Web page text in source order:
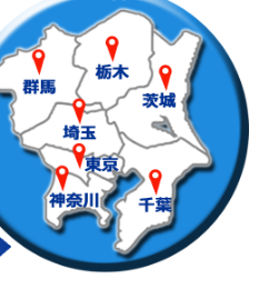
）使
+8,800円
・銅
)
44,000円
・銅
)
+8,800円
作業） 11,000円~
55,000円